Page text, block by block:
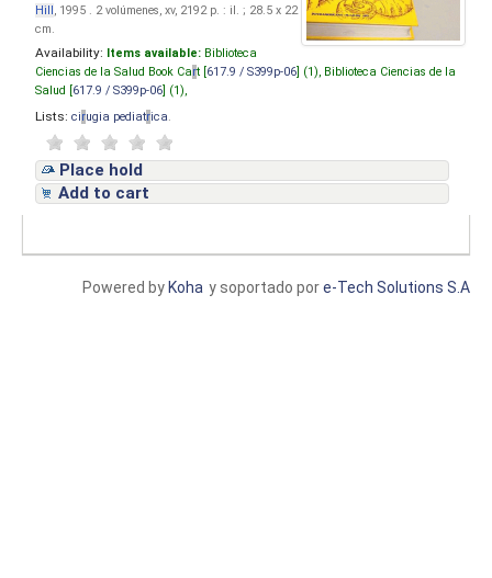
Hill, 1995 . 2 volúmenes, xv, 2192 p. : il. ; 28.5 x 22
cm.
Availability: Items available: Biblioteca
Ciencias de la Salud Book Cart [ 617.9 / S399p-06 ] (1), Biblioteca Ciencias de la
Salud [ 617.9 / S399p-06 ] (1),
Lists: cirugia pediatrica
Place hold
Add to cart
y soportado pore-Tech Solutions S.A
Powered by Koha